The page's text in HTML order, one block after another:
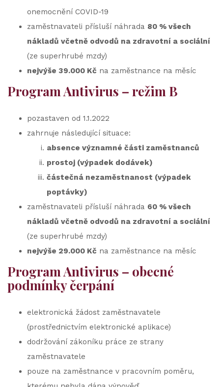
onemocnění COVID-19
zaměstnavateli přísluší náhrada 80 % všech
nákladů včetně odvodů na zdravotní a sociální
(ze superhrubé mzdy)
nejvýše 39.000 Kč na zaměstnance na měsíc
Program Antivirus – režim B
pozastaven od 1.1.2022
zahrnuje následující situace:
absence významné části zaměstnanců
prostoj (výpadek dodávek)
částečná nezaměstnanost (výpadek
poptávky)
zaměstnavateli přísluší náhrada 60 % všech
nákladů včetně odvodů na zdravotní a sociální
(ze superhrubé mzdy)
nejvýše 29.000 Kč na zaměstnance na měsíc
Program Antivirus – obecné
podmínky čerpání
elektronická žádost zaměstnavatele
(prostřednictvím elektronické aplikace)
dodržování zákoníku práce ze strany
zaměstnavatele
pouze na zaměstnance v pracovním poměru,